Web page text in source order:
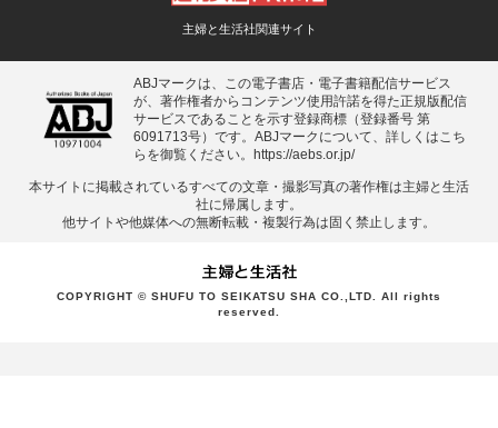
主婦と生活社関連サイト
ABJマークは、この電子書店・電子書籍配信サービス
が、著作権者からコンテンツ使用許諾を得た正規版配信
サービスであることを示す登録商標（登録番号 第
6091713号）です。ABJマークについて、詳しくはこち
らを御覧ください。
https://aebs.or.jp/
本サイトに掲載されているすべての⽂章・撮影写真の著作権は主婦と⽣活
社に帰属します。
他サイトや他媒体への無断転載・複製⾏為は固く禁⽌します。
COPYRIGHT © SHUFU TO SEIKATSU SHA CO.,LTD. All rights
reserved.